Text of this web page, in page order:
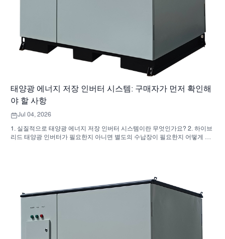
태양광 에너지 저장 인버터 시스템: 구매자가 먼저 확인해
야 할 사항
Jul 04, 2026
1. 실질적으로 태양광 에너지 저장 인버터 시스템이란 무엇인가요? 2. 하이브
리드 태양광 인버터가 필요한지 아니면 별도의 수납장이 필요한지 어떻게 알